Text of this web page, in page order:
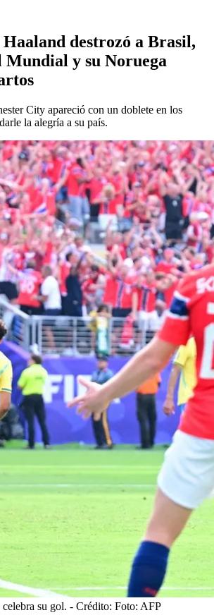
Haaland destrozó a Brasil,
y su Noruega
City apareció con un doblete en los
la alegría a su país.
su gol. - Crédito: Foto: AFP